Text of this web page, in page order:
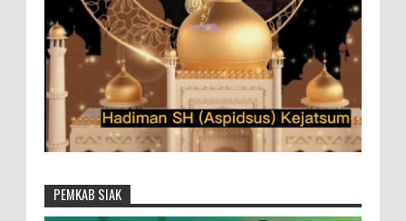
PEMKAB SIAK